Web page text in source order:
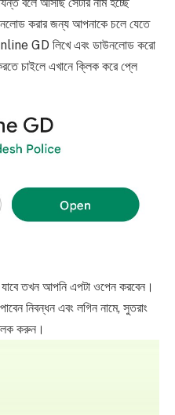
বলে আসছি সেটার নাম হচ্ছে
করার জন্য আপনাকে চলে যেতে
GD লিখে এবং ডাউনলোড করো
চাইলে এখানে ক্লিক করে প্লে
তখন আপনি এপটা ওপেন করবেন।
নিবন্ধন এবং লগিন নামে, সুতরাং
করুন।